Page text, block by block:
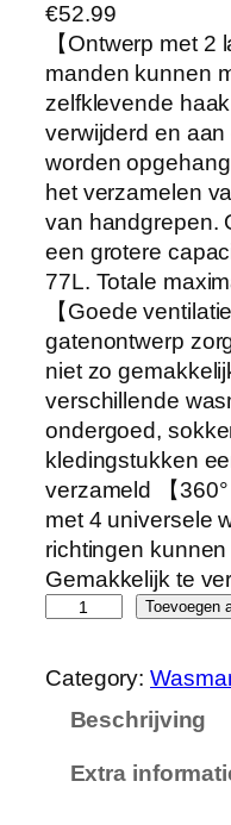
€52.99
【Ontwerp met
manden kunnen
zelfklevende
verwijderd en
worden
het verzamelen
van handgrepen.
een grotere
77L. Totale
【Goede
gatenontwerp
niet zo
verschillende
ondergoed,
kledingstukken
verzameld 【
met 4 universele
richtingen
Gemakkelijk te
r
Toevoegen
Category:
Beschrijving
Extra